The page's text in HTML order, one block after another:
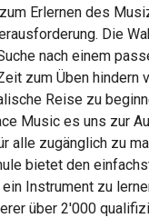
Erlernen des
Die
nach einem
zum Üben hindern
Reise zu
Music es uns zur
alle zugänglich zu
bietet den
Instrument zu
über 2'000